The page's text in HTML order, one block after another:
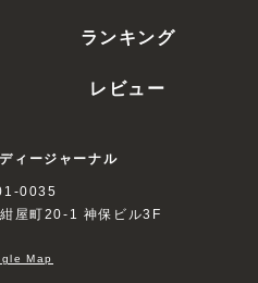
ランキング
レビュー
ィージャーナル
0035
屋町20-1 神保ビル3F
Map